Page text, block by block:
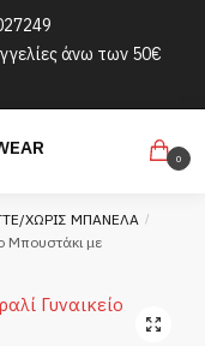
άνω των 50€
0
ΧΩΡΙΣ ΜΠΑΝΕΛΑ /
Μπουστάκι με